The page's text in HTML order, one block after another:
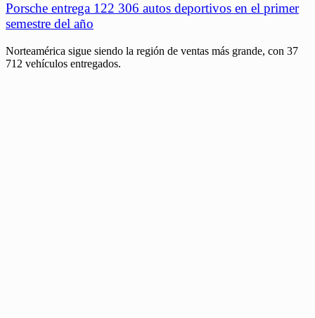
Porsche entrega 122 306 autos deportivos en el primer
semestre del año
Norteamérica sigue siendo la región de ventas más grande, con 37
712 vehículos entregados.